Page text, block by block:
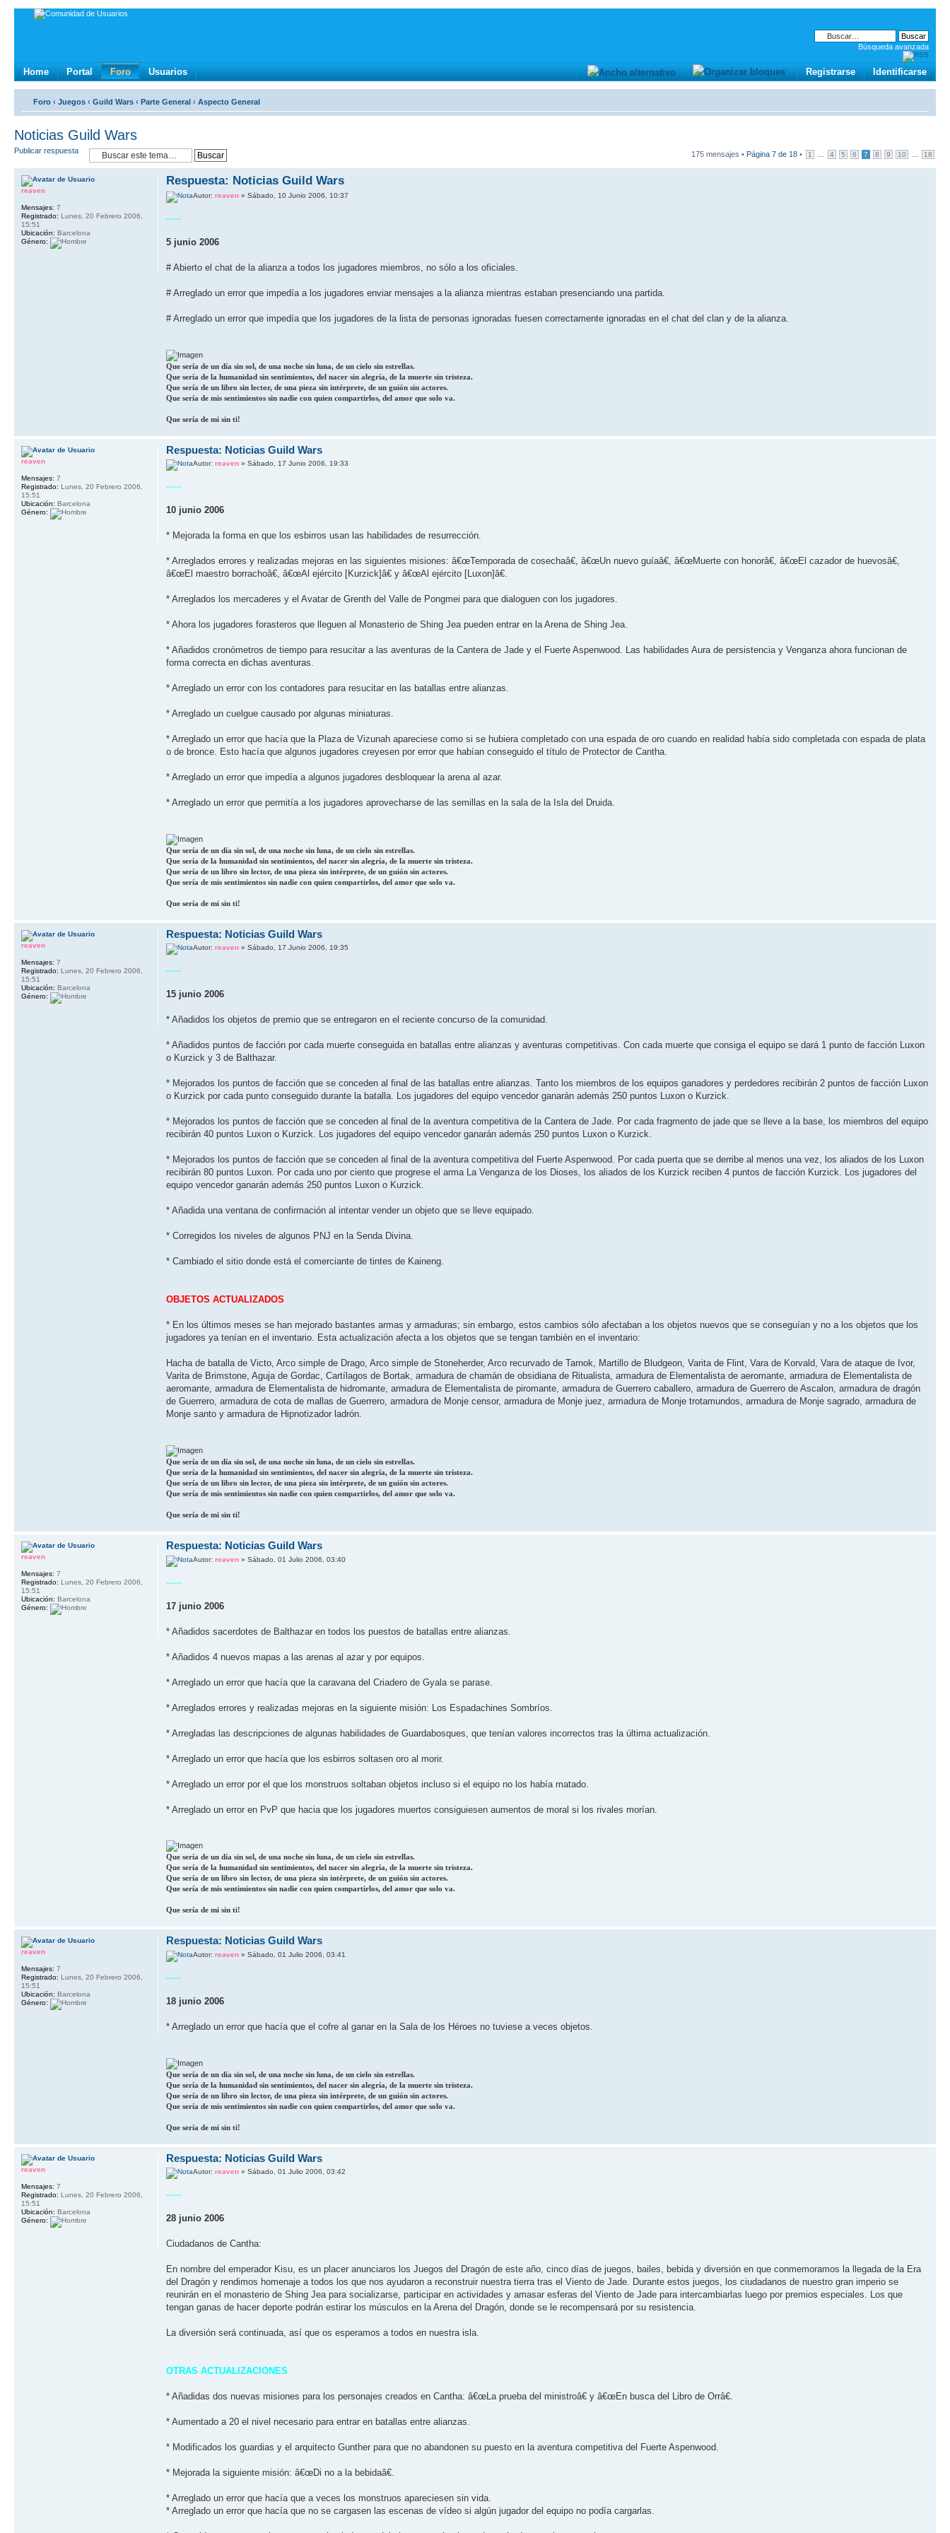
Búsqueda avanzada
Home Portal Foro Usuarios Identificarse
Registrarse
Foro ‹ Juegos ‹ Guild Wars ‹ Parte General ‹ Aspecto General
Noticias Guild Wars
Publicar respuesta 175 mensajes • Página 7 de 18 • 1 4 5 6 7 8 9 10 18
Respuesta: Noticias Guild Wars
Autor:reaven » Sábado, 10 Junio 2006, 10:37
Actualización
5 junio 2006
# Abierto el chat de la alianza a todos los jugadores miembros, no sólo a los oficiales.
# Arreglado un error que impedí­a a los jugadores enviar mensajes a la alianza mientras estaban presenciando una partida.
# Arreglado un error que impedí­a que los jugadores de la lista de personas ignoradas fuesen correctamente ignoradas en el chat del clan y de la alianza.
Que sería de un día sin sol, de una noche sin luna, de un cielo sin estrellas.
Que sería de la humanidad sin sentimientos, del nacer sin alegría, de la muerte sin tristeza.
Que sería de un libro sin lector, de una pieza sin intérprete, de un guión sin actores.
Que sería de mis sentimientos sin nadie con quien compartirlos, del amor que solo va.
Que sería de mi sin ti!
reaven
Mensajes: 7
Registrado: Lunes, 20 Febrero 2006,
15:51
Ubicación: Barcelona
Género:
Respuesta: Noticias Guild Wars
Autor:reaven » Sábado, 17 Junio 2006, 19:33
Actualización
10 junio 2006
* Mejorada la forma en que los esbirros usan las habilidades de resurrección.
* Arreglados errores y realizadas mejoras en las siguientes misiones: â€œTemporada de cosechaâ€, â€œUn nuevo guí­aâ€, â€œMuerte con honorâ€, â€œEl cazador de huevosâ€,
â€œEl maestro borrachoâ€, â€œAl ejército [Kurzick]â€ y â€œAl ejército [Luxon]â€.
* Arreglados los mercaderes y el Avatar de Grenth del Valle de Pongmei para que dialoguen con los jugadores.
* Ahora los jugadores forasteros que lleguen al Monasterio de Shing Jea pueden entrar en la Arena de Shing Jea.
* Añadidos cronómetros de tiempo para resucitar a las aventuras de la Cantera de Jade y el Fuerte Aspenwood. Las habilidades Aura de persistencia y Venganza ahora funcionan de
forma correcta en dichas aventuras.
* Arreglado un error con los contadores para resucitar en las batallas entre alianzas.
* Arreglado un cuelgue causado por algunas miniaturas.
* Arreglado un error que hací­a que la Plaza de Vizunah apareciese como si se hubiera completado con una espada de oro cuando en realidad habí­a sido completada con espada de plata
o de bronce. Esto hací­a que algunos jugadores creyesen por error que habí­an conseguido el tí­tulo de Protector de Cantha.
* Arreglado un error que impedí­a a algunos jugadores desbloquear la arena al azar.
* Arreglado un error que permití­a a los jugadores aprovecharse de las semillas en la sala de la Isla del Druida.
Que sería de un día sin sol, de una noche sin luna, de un cielo sin estrellas.
Que sería de la humanidad sin sentimientos, del nacer sin alegría, de la muerte sin tristeza.
Que sería de un libro sin lector, de una pieza sin intérprete, de un guión sin actores.
Que sería de mis sentimientos sin nadie con quien compartirlos, del amor que solo va.
Que sería de mi sin ti!
reaven
Mensajes: 7
Registrado: Lunes, 20 Febrero 2006,
15:51
Ubicación: Barcelona
Género:
Respuesta: Noticias Guild Wars
Autor:reaven » Sábado, 17 Junio 2006, 19:35
Actualización
15 junio 2006
* Añadidos los objetos de premio que se entregaron en el reciente concurso de la comunidad.
* Añadidos puntos de facción por cada muerte conseguida en batallas entre alianzas y aventuras competitivas. Con cada muerte que consiga el equipo se dará 1 punto de facción Luxon
o Kurzick y 3 de Balthazar.
* Mejorados los puntos de facción que se conceden al final de las batallas entre alianzas. Tanto los miembros de los equipos ganadores y perdedores recibirán 2 puntos de facción Luxon
o Kurzick por cada punto conseguido durante la batalla. Los jugadores del equipo vencedor ganarán además 250 puntos Luxon o Kurzick.
* Mejorados los puntos de facción que se conceden al final de la aventura competitiva de la Cantera de Jade. Por cada fragmento de jade que se lleve a la base, los miembros del equipo
recibirán 40 puntos Luxon o Kurzick. Los jugadores del equipo vencedor ganarán además 250 puntos Luxon o Kurzick.
* Mejorados los puntos de facción que se conceden al final de la aventura competitiva del Fuerte Aspenwood. Por cada puerta que se derribe al menos una vez, los aliados de los Luxon
recibirán 80 puntos Luxon. Por cada uno por ciento que progrese el arma La Venganza de los Dioses, los aliados de los Kurzick reciben 4 puntos de facción Kurzick. Los jugadores del
equipo vencedor ganarán además 250 puntos Luxon o Kurzick.
* Añadida una ventana de confirmación al intentar vender un objeto que se lleve equipado.
* Corregidos los niveles de algunos PNJ en la Senda Divina.
* Cambiado el sitio donde está el comerciante de tintes de Kaineng.
OBJETOS ACTUALIZADOS
* En los últimos meses se han mejorado bastantes armas y armaduras; sin embargo, estos cambios sólo afectaban a los objetos nuevos que se conseguí­an y no a los objetos que los
jugadores ya tení­an en el inventario. Esta actualización afecta a los objetos que se tengan también en el inventario:
Hacha de batalla de Victo, Arco simple de Drago, Arco simple de Stoneherder, Arco recurvado de Tarnok, Martillo de Bludgeon, Varita de Flint, Vara de Korvald, Vara de ataque de Ivor,
Varita de Brimstone, Aguja de Gordac, Cartí­lagos de Bortak, armadura de chamán de obsidiana de Ritualista, armadura de Elementalista de aeromante, armadura de Elementalista de
aeromante, armadura de Elementalista de hidromante, armadura de Elementalista de piromante, armadura de Guerrero caballero, armadura de Guerrero de Ascalon, armadura de dragón
de Guerrero, armadura de cota de mallas de Guerrero, armadura de Monje censor, armadura de Monje juez, armadura de Monje trotamundos, armadura de Monje sagrado, armadura de
Monje santo y armadura de Hipnotizador ladrón.
Que sería de un día sin sol, de una noche sin luna, de un cielo sin estrellas.
Que sería de la humanidad sin sentimientos, del nacer sin alegría, de la muerte sin tristeza.
Que sería de un libro sin lector, de una pieza sin intérprete, de un guión sin actores.
Que sería de mis sentimientos sin nadie con quien compartirlos, del amor que solo va.
Que sería de mi sin ti!
reaven
Mensajes: 7
Registrado: Lunes, 20 Febrero 2006,
15:51
Ubicación: Barcelona
Género:
Respuesta: Noticias Guild Wars
Autor:reaven » Sábado, 01 Julio 2006, 03:40
Actualización
17 junio 2006
* Añadidos sacerdotes de Balthazar en todos los puestos de batallas entre alianzas.
* Añadidos 4 nuevos mapas a las arenas al azar y por equipos.
* Arreglado un error que hací­a que la caravana del Criadero de Gyala se parase.
* Arreglados errores y realizadas mejoras en la siguiente misión: Los Espadachines Sombrí­os.
* Arregladas las descripciones de algunas habilidades de Guardabosques, que tení­an valores incorrectos tras la última actualización.
* Arreglado un error que hací­a que los esbirros soltasen oro al morir.
* Arreglado un error por el que los monstruos soltaban objetos incluso si el equipo no los habí­a matado.
* Arreglado un error en PvP que hacia que los jugadores muertos consiguiesen aumentos de moral si los rivales morí­an.
Que sería de un día sin sol, de una noche sin luna, de un cielo sin estrellas.
Que sería de la humanidad sin sentimientos, del nacer sin alegría, de la muerte sin tristeza.
Que sería de un libro sin lector, de una pieza sin intérprete, de un guión sin actores.
Que sería de mis sentimientos sin nadie con quien compartirlos, del amor que solo va.
Que sería de mi sin ti!
reaven
Mensajes: 7
Registrado: Lunes, 20 Febrero 2006,
15:51
Ubicación: Barcelona
Género:
Respuesta: Noticias Guild Wars
Autor:reaven » Sábado, 01 Julio 2006, 03:41
Actualización
18 junio 2006
* Arreglado un error que hací­a que el cofre al ganar en la Sala de los Héroes no tuviese a veces objetos.
Que sería de un día sin sol, de una noche sin luna, de un cielo sin estrellas.
Que sería de la humanidad sin sentimientos, del nacer sin alegría, de la muerte sin tristeza.
Que sería de un libro sin lector, de una pieza sin intérprete, de un guión sin actores.
Que sería de mis sentimientos sin nadie con quien compartirlos, del amor que solo va.
Que sería de mi sin ti!
reaven
Mensajes: 7
Registrado: Lunes, 20 Febrero 2006,
15:51
Ubicación: Barcelona
Género:
Respuesta: Noticias Guild Wars
Autor:reaven » Sábado, 01 Julio 2006, 03:42
Actualización
28 junio 2006
Ciudadanos de Cantha:
En nombre del emperador Kisu, es un placer anunciaros los Juegos del Dragón de este año, cinco dí­as de juegos, bailes, bebida y diversión en que conmemoramos la llegada de la Era
del Dragón y rendimos homenaje a todos los que nos ayudaron a reconstruir nuestra tierra tras el Viento de Jade. Durante estos juegos, los ciudadanos de nuestro gran imperio se
reunirán en el monasterio de Shing Jea para socializarse, participar en actividades y amasar esferas del Viento de Jade para intercambiarlas luego por premios especiales. Los que
tengan ganas de hacer deporte podrán estirar los músculos en la Arena del Dragón, donde se le recompensará por su resistencia.
La diversión será continuada, así­ que os esperamos a todos en nuestra isla.
OTRAS ACTUALIZACIONES
* Añadidas dos nuevas misiones para los personajes creados en Cantha: â€œLa prueba del ministroâ€ y â€œEn busca del Libro de Orrâ€.
* Aumentado a 20 el nivel necesario para entrar en batallas entre alianzas.
* Modificados los guardias y el arquitecto Gunther para que no abandonen su puesto en la aventura competitiva del Fuerte Aspenwood.
* Mejorada la siguiente misión: â€œDi no a la bebidaâ€.
* Arreglado un error que hací­a que a veces los monstruos apareciesen sin vida.
* Arreglado un error que hací­a que no se cargasen las escenas de ví­deo si algún jugador del equipo no podí­a cargarlas.
reaven
Mensajes: 7
Registrado: Lunes, 20 Febrero 2006,
15:51
Ubicación: Barcelona
Género: